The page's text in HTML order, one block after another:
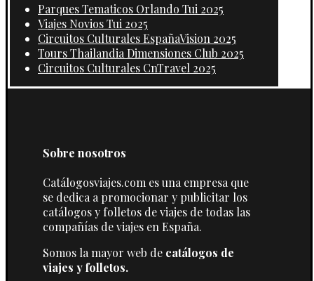
Parques Tematicos Orlando Tui 2025
Viajes Novios Tui 2025
Circuitos Culturales EspañaVision 2025
Tours Thailandia Dimensiones Club 2025
Circuitos Culturales CnTravel 2025
Sobre nosotros
Catálogosviajes.com es una empresa que
se dedica a promocionar y publicitar los
catálogos y folletos de viajes de todas las
compañías de viajes en España.
Somos la mayor web de catálogos de
viajes y folletos.